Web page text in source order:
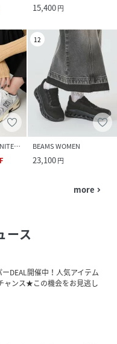
15,400円
BEAUTY&YOUTH UNITED ARROWS
12
BEAMS WOMEN
23,100円
more navigate_next
ース
ーDEAL開催中！人気アイテム
ャンス★この機会をお見逃し